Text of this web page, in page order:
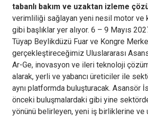
tabanlı bakım ve uzaktan izleme
verimliliği sağlayan yeni nesil motor ve
gibi başlıklar yer alıyor. 6 – 9 Mayıs
Tüyap Beylikdüzü Fuar ve Kongre
gerçekleştireceğimiz Uluslararası
Ar-Ge, inovasyon ve ileri teknoloji
alarak, yerli ve yabancı üreticiler ile
aynı platformda buluşturacak. Asansör
önceki buluşmalardaki gibi yine
yönünü belirleyen, yeni iş birliklerine ve